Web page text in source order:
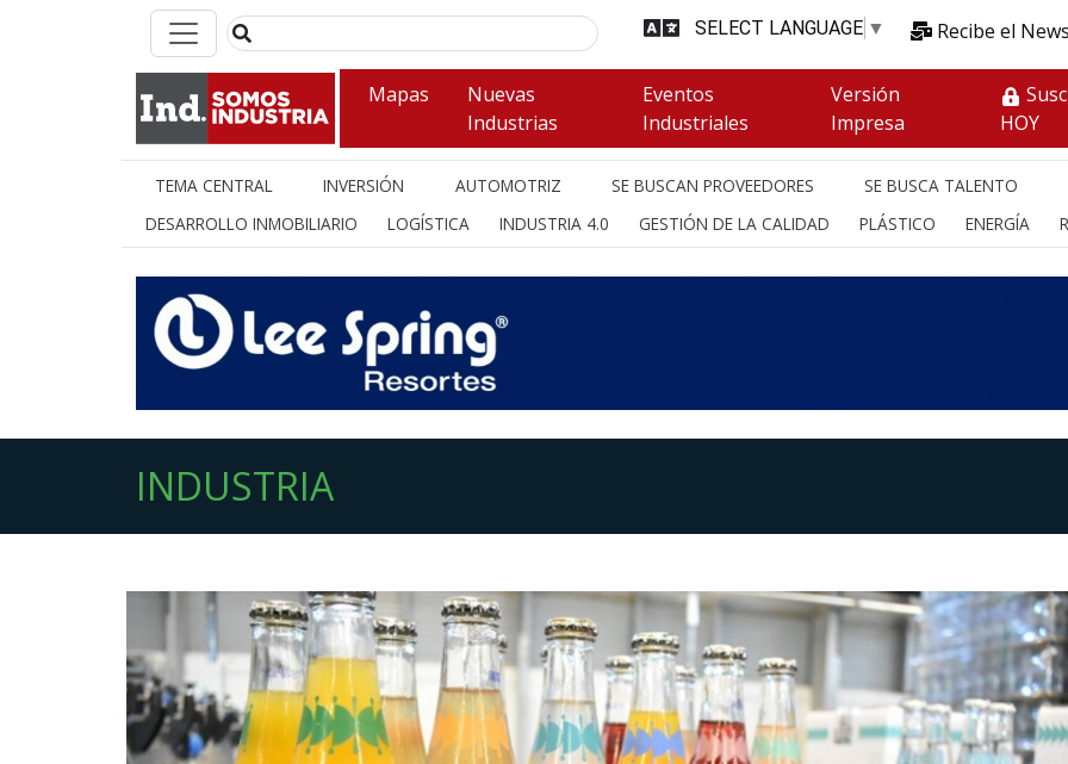
SELECT LANGUAGE ▼ Recibe el
Mapas
Nuevas
Industrias
Eventos
Industriales
Versión
Impresa
HOY
TEMA CENTRAL INVERSIÓN AUTOMOTRIZ SE BUSCAN PROVEEDORES
SE BUSCA TALENTO
DESARROLLO INMOBILIARIO
LOGÍSTICA INDUSTRIA 4.0 GESTIÓN DE LA CALIDAD PLÁSTICO ENERGÍA
INDUSTRIA